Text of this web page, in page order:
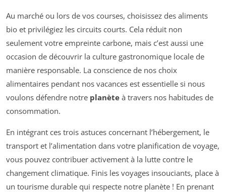
Au marché ou lors de vos courses, choisissez des aliments
bio et privilégiez les circuits courts. Cela réduit non
seulement votre empreinte carbone, mais c’est aussi une
occasion de découvrir la culture gastronomique locale de
manière responsable. La conscience de nos choix
alimentaires pendant nos vacances est essentielle si nous
voulons défendre notre planète à travers nos habitudes de
consommation.
En intégrant ces trois astuces concernant l’hébergement, le
transport et l’alimentation dans votre planification de voyage,
vous pouvez contribuer activement à la lutte contre le
changement climatique. Finis les voyages insouciants, place à
un tourisme durable qui respecte notre planète ! En prenant